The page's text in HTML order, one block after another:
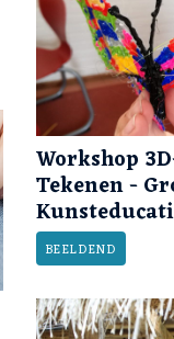
Workshop
Tekenen -
BEELDEND